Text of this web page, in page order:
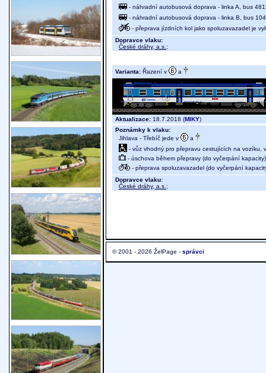
- náhradní autobusová doprava - linka A, bus
- náhradní autobusová doprava - linka B, bus
- přeprava jízdních kol jako spoluzavazadel je
Dopravce vlaku:
České dráhy, a.s. ;
Varianta: Řazení v a
Aktualizace: 18.7.2018 (MIKY)
Poznámky k vlaku:
Jihlava - Třebíč jede v
a
- vůz vhodný pro přepravu cestujících na vozíku,
- úschova během přepravy (do vyčerpání kapacity)
- přeprava spoluzavazadel (do vyčerpání
Dopravce vlaku:
České dráhy, a.s. ;
© 2001 - 2026 ŽelPage - správci